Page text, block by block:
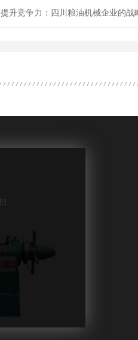
提升竞争力：四川粮油机械企业的战